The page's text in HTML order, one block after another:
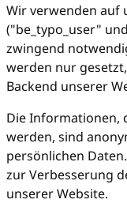
Wir verwenden auf
("be_typo_user"
zwingend
werden nur
Backend unserer
Die Informationen,
werden, sind
persönlichen
zur Verbesserung
unserer Website.